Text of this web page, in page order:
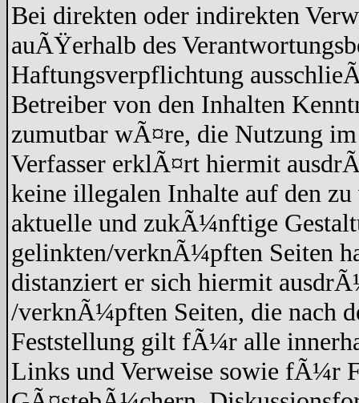
Bei direkten oder indirekten
auÃŸerhalb des
Haftungsverpflichtung
Betreiber von den Inhalten
zumutbar wÃ¤re, die Nutzung
Verfasser erklÃ¤rt hiermit
keine illegalen Inhalte auf den
aktuelle und zukÃ¼nftige
gelinkten/verknÃ¼pften Seiten
distanziert er sich hiermit
/verknÃ¼pften Seiten, die nach
Feststellung gilt fÃ¼r alle
Links und Verweise sowie fÃ¼r